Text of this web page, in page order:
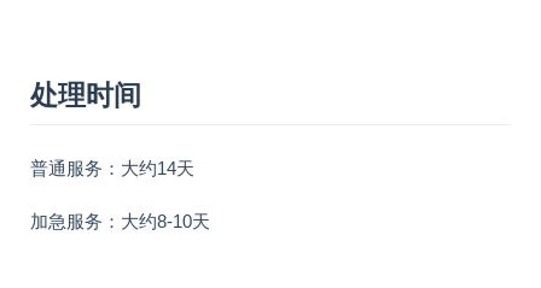
处理时间
普通服务：大约14天
加急服务：大约8-10天